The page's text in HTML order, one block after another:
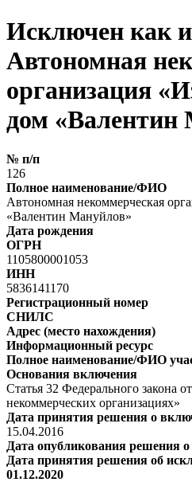
Исключен как
Автономная
организация
дом «Валентин
№ п/п
126
Полное наименование/ФИО
Автономная некоммерческая
«Валентин Мануйлов»
Дата рождения
ОГРН
1105800001053
ИНН
5836141170
Регистрационный номер
СНИЛС
Адрес (место нахождения)
Информационный ресурс
Полное наименование/ФИО
Основания включения
Статья 32 Федерального закона
некоммерческих организациях»
Дата принятия решения о
15.04.2016
Дата опубликования решения
Дата принятия решения об
01.12.2020